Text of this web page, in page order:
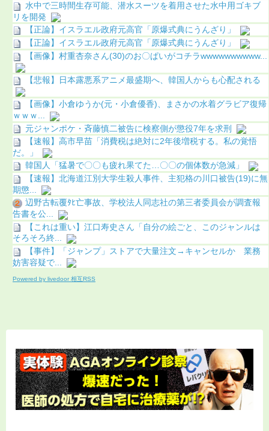
水中で三時間生存可能、潜水スーツを着用させた水中用ゴキブ
リを開発
【正論】イスラエル政府元高官「原爆式典にうんざり」
【正論】イスラエル政府元高官「原爆式典にうんざり」
【画像】村重杏奈さん(30)のお〇ぱいがコチラwwwwwwwwww...
【悲報】日本露悪系アニメ最盛期へ、韓国人からも心配される
【画像】小倉ゆうか(元・小倉優香)、まさかの水着グラビア復帰
ｗｗｗ...
元ジャンポケ・斉藤慎二被告に検察側が懲役7年を求刑
【速報】高市早苗「消費税は絶対に2年後増税する。私の覚悟
だ。」
韓国人「猛暑で〇〇も疲れ果てた…〇〇の個体数が急減」
【速報】北海道江別大学生殺人事件、主犯格の川口被告(19)に無
期懲...
辺野古転覆ﾀﾋ亡事故、学校法人同志社の第三者委員会が調査報
告書を公...
【これは重い】江口寿史さん「自分の絵ごと、このジャンルは
そろそろ終...
【事件】「ジャンプ」ストアで大量注文→キャンセルか 業務
妨害容疑で...
Powered by livedoor 相互RSS